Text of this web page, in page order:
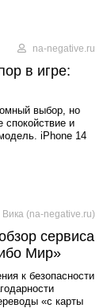
na-negative.ru
в игре:
выбор, но
спокойствие и
iPhone 14
Вика (na-negative.ru)
сервиса
Мир»
к безопасности
«с карты